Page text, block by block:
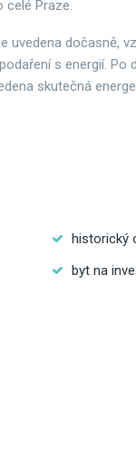
celé Praze.
uvedena dočasně,
s energií. Po
skutečná
historický
byt na